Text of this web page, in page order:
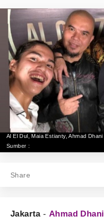
Al El Dul, Maia Estianty, Ahmad Dhani
Sumber :
Share
Jakarta-Ahmad Dhani